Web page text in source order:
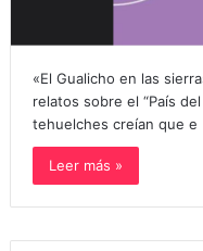
«El Gualicho en las
relatos sobre el “País
tehuelches creían que e
Leer más »